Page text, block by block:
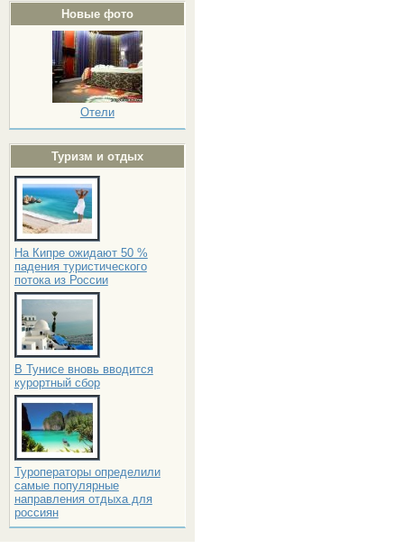
Новые фото
Отели
Туризм и отдых
На Кипре ожидают 50 %
падения туристического
потока из России
В Тунисе вновь вводится
курортный сбор
Туроператоры определили
самые популярные
направления отдыха для
россиян